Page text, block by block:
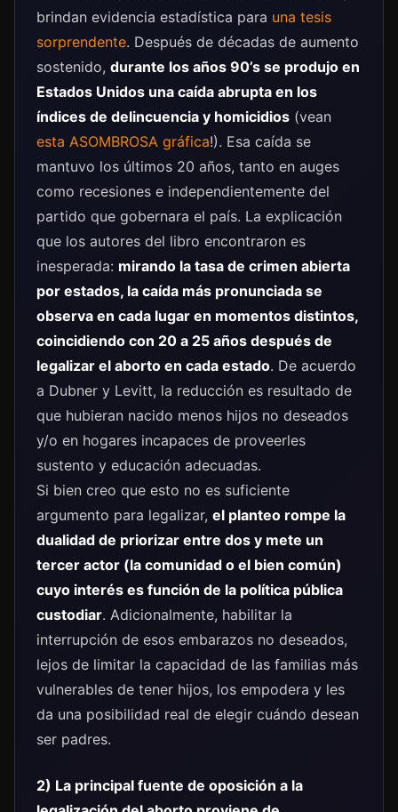
brindan evidencia estadística para una tesis
sorprendente. Después de décadas de aumento
sostenido, durante los años 90’s se produjo en
Estados Unidos una caída abrupta en los
índices de delincuencia y homicidios (vean
esta ASOMBROSA gráfica!). Esa caída se
mantuvo los últimos 20 años, tanto en auges
como recesiones e independientemente del
partido que gobernara el país. La explicación
que los autores del libro encontraron es
inesperada: mirando la tasa de crimen abierta
por estados, la caída más pronunciada se
observa en cada lugar en momentos distintos,
coincidiendo con 20 a 25 años después de
legalizar el aborto en cada estado. De acuerdo
a Dubner y Levitt, la reducción es resultado de
que hubieran nacido menos hijos no deseados
y/o en hogares incapaces de proveerles
sustento y educación adecuadas.
Si bien creo que esto no es suficiente
argumento para legalizar, el planteo rompe la
dualidad de priorizar entre dos y mete un
tercer actor (la comunidad o el bien común)
cuyo interés es función de la política pública
custodiar. Adicionalmente, habilitar la
interrupción de esos embarazos no deseados,
lejos de limitar la capacidad de las familias más
vulnerables de tener hijos, los empodera y les
da una posibilidad real de elegir cuándo desean
ser padres.
2) La principal fuente de oposición a la